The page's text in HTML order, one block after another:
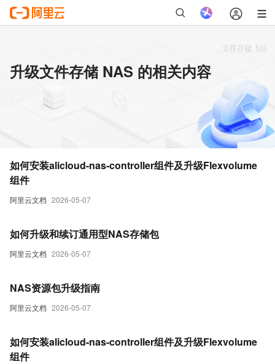
升级文件存储 NAS 的相关内容
阿里云文档 2026-05-07
如何安装alicloud-nas-controller组件及升级Flexvolume
组件
阿里云文档 2026-05-07
如何升级和续订通用型NAS存储包
阿里云文档 2026-05-07
NAS资源包升级指南
如何安装alicloud-nas-controller组件及升级Flexvolume
组件